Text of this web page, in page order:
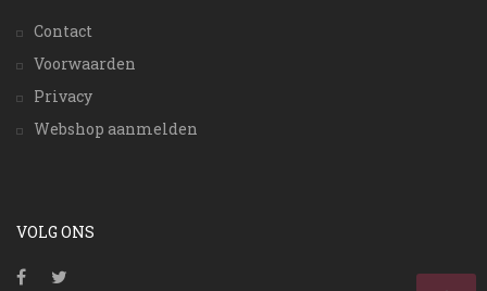
Contact
Voorwaarden
Privacy
Webshop aanmelden
VOLG ONS